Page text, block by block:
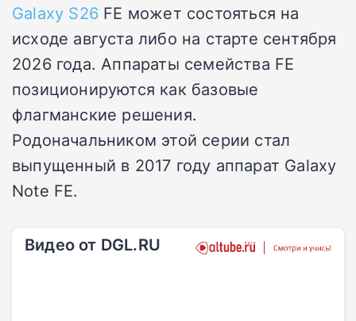
Galaxy S26 FE может состояться на
исходе августа либо на старте сентября
2026 года. Аппараты семейства FE
позиционируются как базовые
флагманские решения.
Родоначальником этой серии стал
выпущенный в 2017 году аппарат Galaxy
Note FE.
Видео от DGL.RU